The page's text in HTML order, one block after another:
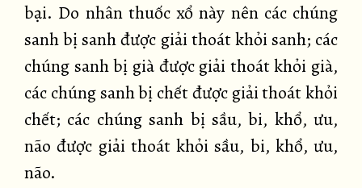
bại. Do nhân thuốc xổ này nên các chúng
sanh bị sanh được giải thoát khỏi sanh; các
chúng sanh bị già được giải thoát khỏi già,
các chúng sanh bị chết được giải thoát khỏi
chết; các chúng sanh bị sầu, bi, khổ, ưu,
não được giải thoát khỏi sầu, bi, khổ, ưu,
não.